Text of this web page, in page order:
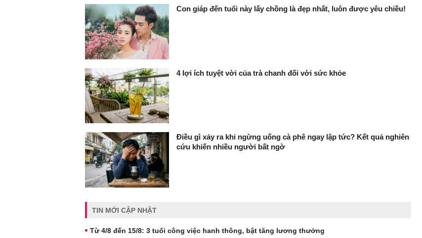
Con giáp đến tuổi này lấy chồng là đẹp nhất, luôn được yêu chiều!
4 lợi ích tuyệt vời của trà chanh đối với sức khỏe
Điều gì xảy ra khi ngừng uống cà phê ngay lập tức? Kết quả nghiên
cứu khiến nhiều người bất ngờ
TIN MỚI CẬP NHẬT
Từ 4/8 đến 15/8: 3 tuổi công việc hanh thông, bật tăng lương thưởng